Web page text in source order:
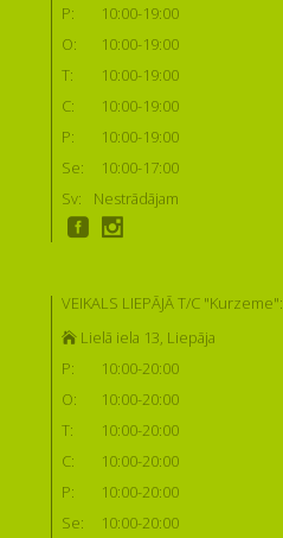
P:
10:00-19:00
O:
10:00-19:00
T:
10:00-19:00
C:
10:00-19:00
P:
10:00-19:00
Se:
10:00-17:00
Sv:
Nestrādājam
VEIKALS LIEPĀJĀ T/C "Kurzeme":
Lielā iela 13, Liepāja
P:
10:00-20:00
O:
10:00-20:00
T:
10:00-20:00
C:
10:00-20:00
P:
10:00-20:00
Se:
10:00-20:00